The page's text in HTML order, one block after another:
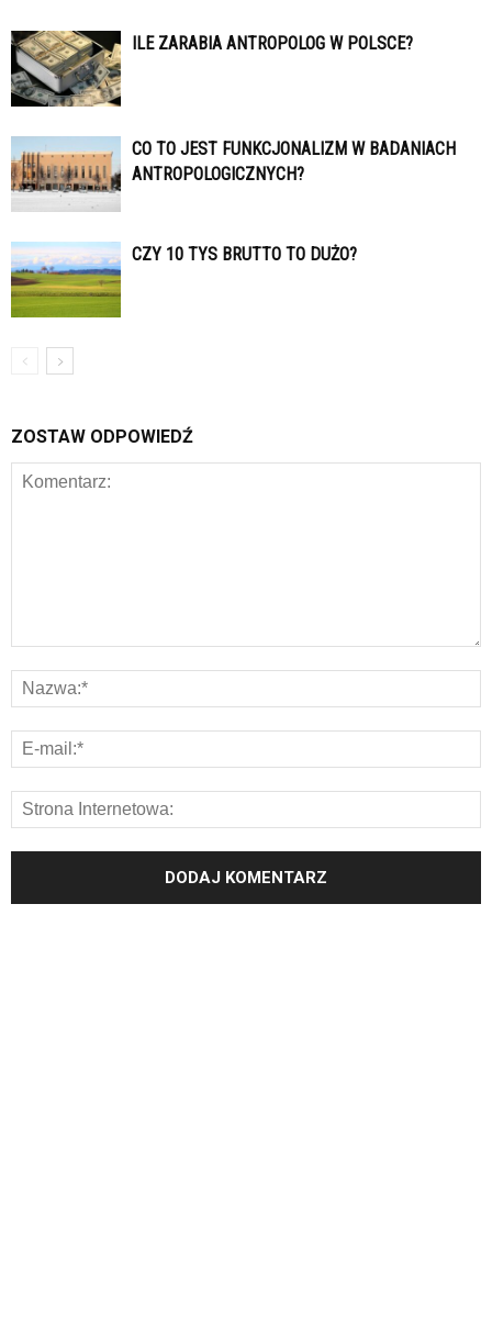
ILE ZARABIA ANTROPOLOG W POLSCE?
CO TO JEST FUNKCJONALIZM W BADANIACH
ANTROPOLOGICZNYCH?
CZY 10 TYS BRUTTO TO DUŻO?
ZOSTAW ODPOWIEDŹ